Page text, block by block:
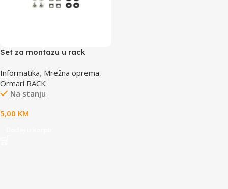
Set za montazu u rack
sarafi/matice/podloska, 10
komada
Informatika, Mrežna oprema,
Ormari RACK
Na stanju
5,00 KM